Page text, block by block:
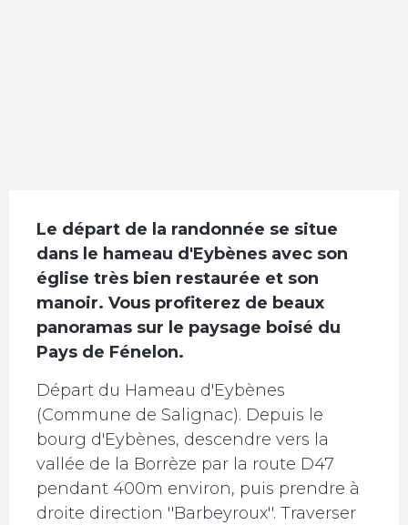
Description
Le départ de la randonnée se situe
dans le hameau d'Eybènes avec son
église très bien restaurée et son
manoir. Vous profiterez de beaux
panoramas sur le paysage boisé du
Pays de Fénelon.
Départ du Hameau d'Eybènes
(Commune de Salignac). Depuis le
bourg d'Eybènes, descendre vers la
vallée de la Borrèze par la route D47
pendant 400m environ, puis prendre à
droite direction ''Barbeyroux''. Traverser